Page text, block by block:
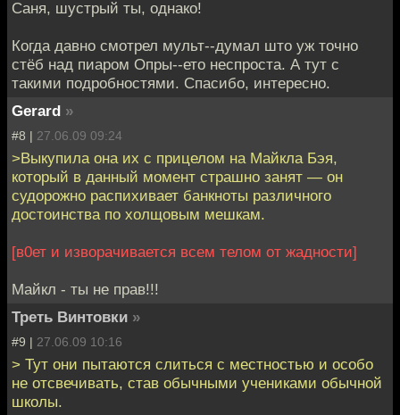
Саня, шустрый ты, однако!
Когда давно смотрел мульт--думал што уж точно
стёб над пиаром Опры--ето неспроста. А тут с
такими подробностями. Спасибо, интересно.
Gerard »
#8 | 27.06.09 09:24
>Выкупила она их с прицелом на Майкла Бэя,
который в данный момент страшно занят — он
судорожно распихивает банкноты различного
достоинства по холщовым мешкам.
[в0ет и изворачивается всем телом от жадности]
Майкл - ты не прав!!!
Треть Винтовки »
#9 | 27.06.09 10:16
> Тут они пытаются слиться с местностью и особо
не отсвечивать, став обычными учениками обычной
школы.